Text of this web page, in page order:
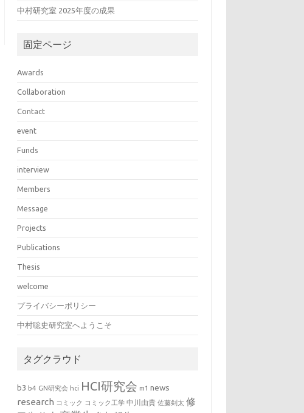
中村研究室 2025年度の成果
固定ページ
Awards
Collaboration
Contact
event
Funds
interview
Members
Message
Projects
Publications
Thesis
welcome
プライバシーポリシー
中村聡史研究室へようこそ
タグクラウド
b3 b4 GN研究会 hci HCI研究会 m1 news
research コミック コミック工学 中川由貴 佐藤剣太 修